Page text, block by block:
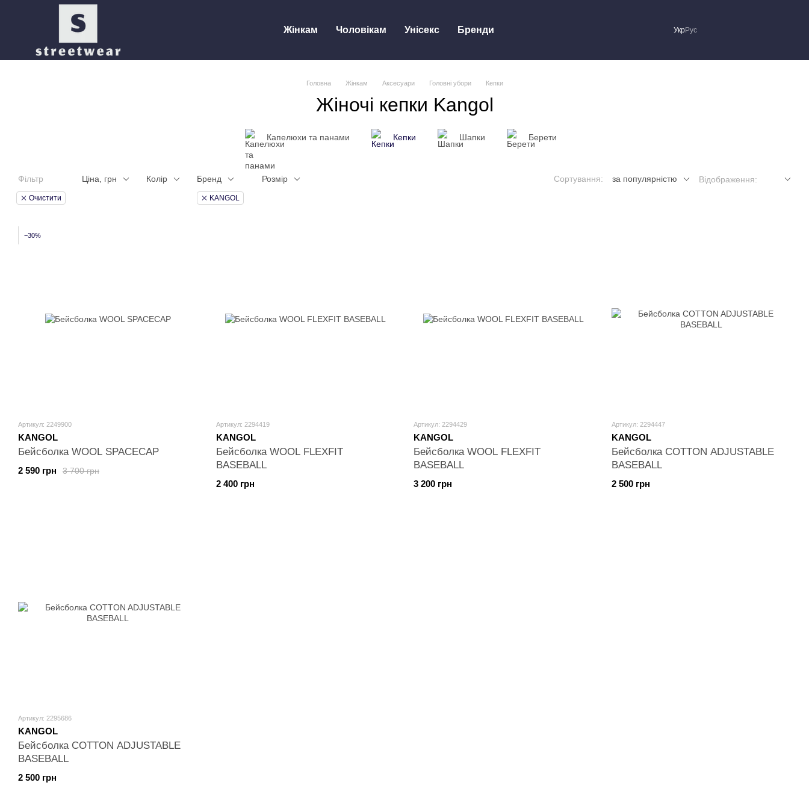
Жінкам Чоловікам Унісекс Бренди УкрРус
Головна Жінкам Аксесуари Головні убори Кепки
Жіночі кепки Kangol
Капелюхи та панами Кепки Шапки Берети
Фільтр
Очистити
Ціна, грн Колір Бренд
KANGOL
Розмір Сортування: за популярністю Відображення:
−30%
Артикул: 2249900
KANGOL
Бейсболка WOOL SPACECAP
3 700 грн
2 590 грн
Артикул: 2294419
KANGOL
Бейсболка WOOL FLEXFIT
BASEBALL
2 400 грн
Артикул: 2294429
KANGOL
Бейсболка WOOL FLEXFIT
BASEBALL
3 200 грн
Артикул: 2294447
KANGOL
Бейсболка COTTON ADJUSTABLE
BASEBALL
2 500 грн
Артикул: 2295686
KANGOL
Бейсболка COTTON ADJUSTABLE
BASEBALL
2 500 грн